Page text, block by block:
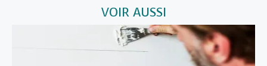
VOIR AUSSI